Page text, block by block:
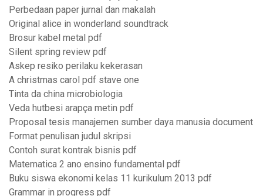
Perbedaan paper jurnal dan makalah
Original alice in wonderland soundtrack
Brosur kabel metal pdf
Silent spring review pdf
Askep resiko perilaku kekerasan
A christmas carol pdf stave one
Tinta da china microbiologia
Veda hutbesi arapça metin pdf
Proposal tesis manajemen sumber daya manusia document
Format penulisan judul skripsi
Contoh surat kontrak bisnis pdf
Matematica 2 ano ensino fundamental pdf
Buku siswa ekonomi kelas 11 kurikulum 2013 pdf
Grammar in progress pdf